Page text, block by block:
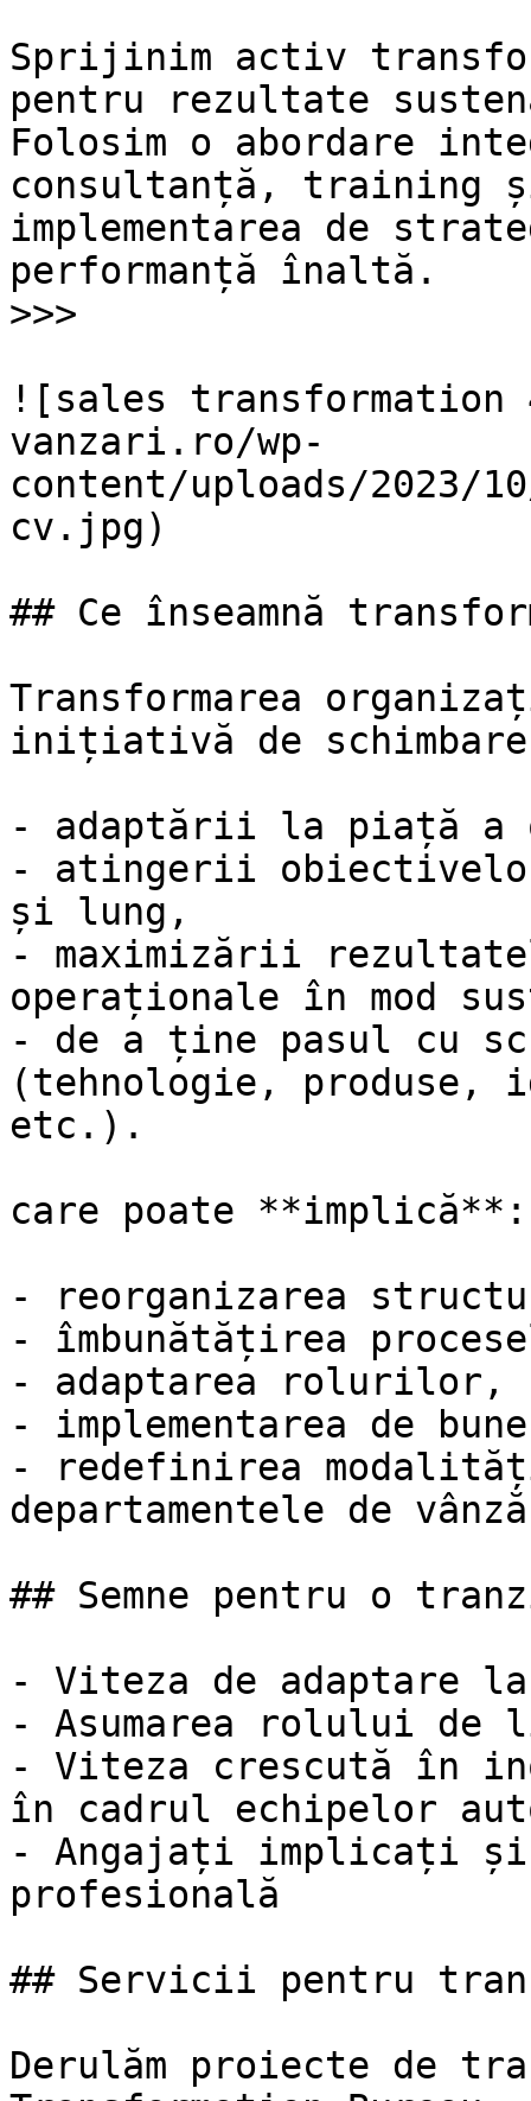
Sprijinim activ
pentru rezultate
Folosim o abordare
consultanță, training
implementarea de
performanță înaltă.
>>>
![sales
vanzari.ro/wp-
content/uploads/2023/
cv.jpg)
## Ce înseamnă
Transformarea
inițiativă de
- adaptării la piață a
- atingerii obiectivelor
și lung,
- maximizării
operaționale în mod
- de a ține pasul cu
(tehnologie, produse,
etc.).
care poate **implică**:
- reorganizarea
- îmbunătățirea
- adaptarea rolurilor,
- implementarea de
- redefinirea
departamentele de
## Semne pentru o
- Viteza de adaptare la
- Asumarea rolului
- Viteza crescută în
în cadrul echipelor
- Angajați implicați și
profesională
## Servicii pentru
Derulăm proiecte de